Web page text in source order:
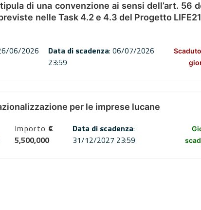
di una convenzione ai sensi dell’art. 56
nelle Task 4.2 e 4.3 del Progetto
06/2026
Data di scadenza: 06/07/2026
23:59
per le imprese lucane
Importo €
5,500,000
Data di scadenza:
31/12/2027 23:59